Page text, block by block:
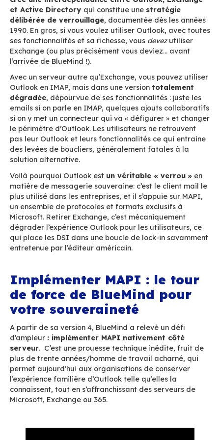
une api web-services, bien plus efficace, qui
précision chaque état, chaque modification et
fonctionne par synchronisation, à la manière
protocole MAPI.
Le cas particulier de
et la dépendance
À côté d’IMAP, plus standardisé et largement
protocoleMAPIoccupe une place singulière.
par Microsoft dans les années 1990, ce
assure aussi la synchronisation des
contacts, tâches, notes et informations de
C’est MAPI qui confère à Outlook toute sa
fonctionnelle lorsqu’il est couplé à Exchange,
serveur de Microsoft.
dans l’écosystème Microsoft. Pourquoi ?